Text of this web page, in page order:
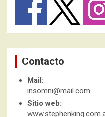
Contacto
Mail:
insomni@mail.com
Sitio web: